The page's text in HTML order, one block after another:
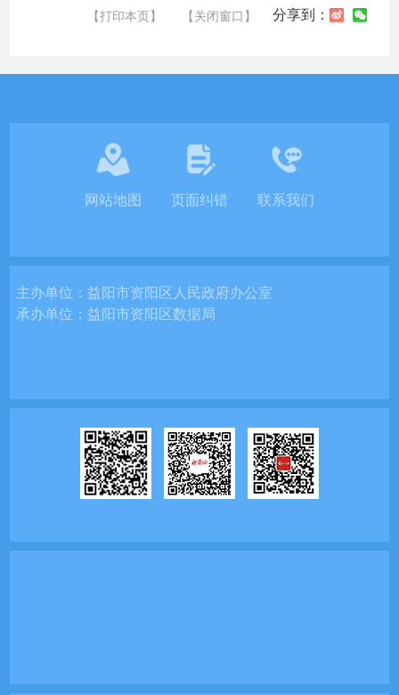
【打印本页】 【关闭窗口】 分享到：
网站地图 页面纠错 联系我们
主办单位：益阳市资阳区人民政府办公室
承办单位：益阳市资阳区数据局